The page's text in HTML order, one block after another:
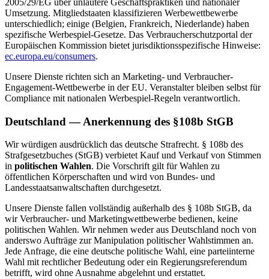
Umsetzung. Mitgliedstaaten klassifizieren Werbewettbewerbe
unterschiedlich; einige (Belgien, Frankreich, Niederlande) haben
spezifische Werbespiel-Gesetze. Das Verbraucherschutzportal der
Europäischen Kommission bietet jurisdiktionsspezifische Hinweise:
ec.europa.eu/consumers.
Unsere Dienste richten sich an Marketing- und Verbraucher-
Engagement-Wettbewerbe in der EU. Veranstalter bleiben selbst für
Compliance mit nationalen Werbespiel-Regeln verantwortlich.
Deutschland — Anerkennung des §108b StGB
Wir würdigen ausdrücklich das deutsche Strafrecht. § 108b des
Strafgesetzbuches (StGB) verbietet Kauf und Verkauf von Stimmen
in politischen Wahlen. Die Vorschrift gilt für Wahlen zu
öffentlichen Körperschaften und wird von Bundes- und
Landesstaatsanwaltschaften durchgesetzt.
Unsere Dienste fallen vollständig außerhalb des § 108b StGB, da
wir Verbraucher- und Marketingwettbewerbe bedienen, keine
politischen Wahlen. Wir nehmen weder aus Deutschland noch von
anderswo Aufträge zur Manipulation politischer Wahlstimmen an.
Jede Anfrage, die eine deutsche politische Wahl, eine parteiinterne
Wahl mit rechtlicher Bedeutung oder ein Regierungsreferendum
betrifft, wird ohne Ausnahme abgelehnt und erstattet.